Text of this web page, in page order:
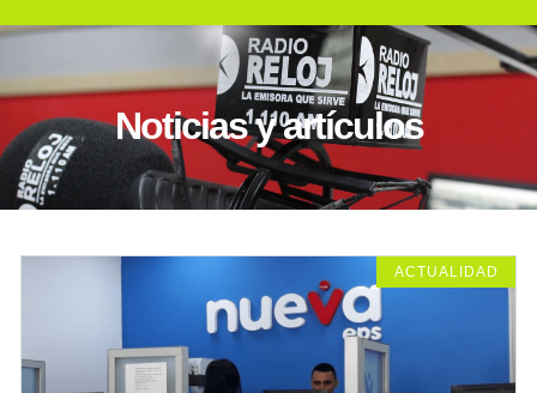
Noticias y artículos
ACTUALIDAD